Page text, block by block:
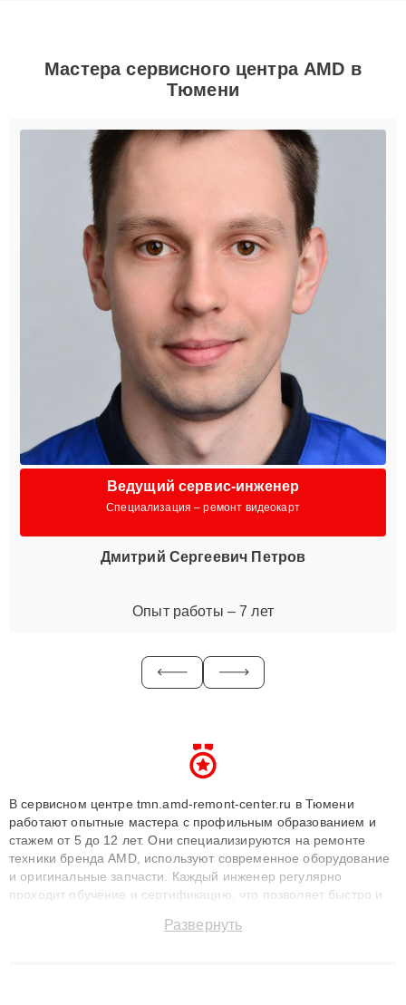
Мастера сервисного центра AMD в
Тюмени
Ведущий сервис-инженер
Специализация – ремонт видеокарт
Дмитрий Сергеевич Петров
Опыт работы – 7 лет
В сервисном центре tmn.amd-remont-center.ru в Тюмени
работают опытные мастера с профильным образованием и
стажем от 5 до 12 лет. Они специализируются на ремонте
техники бренда AMD, используют современное оборудование
и оригинальные запчасти. Каждый инженер регулярно
проходит обучение и сертификацию, что позволяет быстро и
сохранением гарантии до 3 лет. Наши мастера решают
Развернуть